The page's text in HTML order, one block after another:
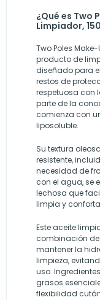
¿Qué es Two
Limpiador,
Two Poles
producto de
diseñado para
restos de
respetuosa con
parte de la
comienza con
liposoluble.
Su textura
resistente,
necesidad de
con el agua, se
lechosa que
limpia y
Este aceite
combinación
mantener la
limpieza,
uso.
grasos
flexibilidad